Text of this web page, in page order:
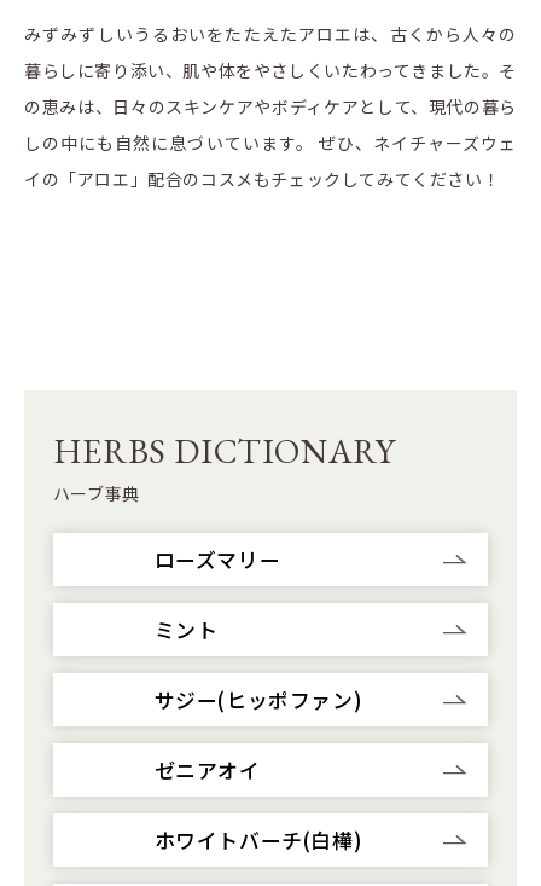
みずみずしいうるおいをたたえたアロエは、古くから人々の
暮らしに寄り添い、肌や体をやさしくいたわってきました。そ
の恵みは、日々のスキンケアやボディケアとして、現代の暮ら
しの中にも自然に息づいています。 ぜひ、ネイチャーズウェ
イの「アロエ」配合のコスメもチェックしてみてください！